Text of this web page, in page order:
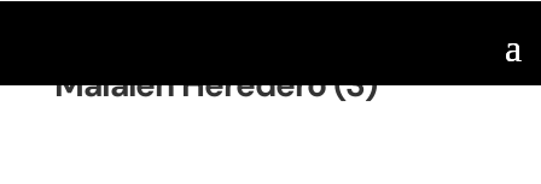
Maialen Heredero (3)